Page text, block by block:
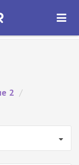
ОТКРЫТЬ
2 /